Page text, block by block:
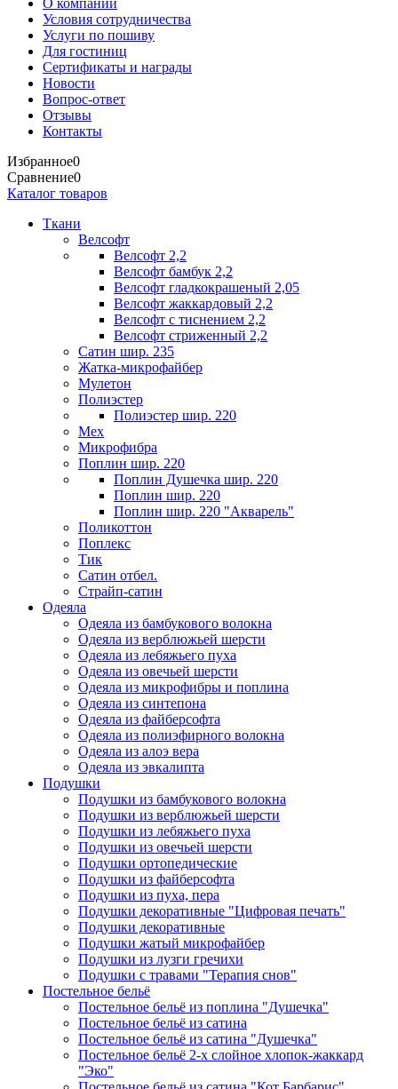
О компании
Условия сотрудничества
Услуги по пошиву
Для гостиниц
Сертификаты и награды
Новости
Вопрос-ответ
Отзывы
Контакты
Избранное0
Сравнение0
Каталог товаров
Ткани
Велсофт
Велсофт 2,2
Велсофт бамбук 2,2
Велсофт гладкокрашеный 2,05
Велсофт жаккардовый 2,2
Велсофт с тиснением 2,2
Велсофт стриженный 2,2
Сатин шир. 235
Жатка-микрофайбер
Мулетон
Полиэстер
Полиэстер шир. 220
Мех
Микрофибра
Поплин шир. 220
Поплин Душечка шир. 220
Поплин шир. 220
Поплин шир. 220 "Акварель"
Поликоттон
Поплекс
Тик
Сатин отбел.
Страйп-сатин
Одеяла
Одеяла из бамбукового волокна
Одеяла из верблюжьей шерсти
Одеяла из лебяжьего пуха
Одеяла из овечьей шерсти
Одеяла из микрофибры и поплина
Одеяла из синтепона
Одеяла из файберсофта
Одеяла из полиэфирного волокна
Одеяла из алоэ вера
Одеяла из эвкалипта
Подушки
Подушки из бамбукового волокна
Подушки из верблюжьей шерсти
Подушки из лебяжьего пуха
Подушки из овечьей шерсти
Подушки ортопедические
Подушки из файберсофта
Подушки из пуха, пера
Подушки декоративные "Цифровая печать"
Подушки декоративные
Подушки жатый микрофайбер
Подушки из лузги гречихи
Подушки с травами "Терапия снов"
Постельное бельё
Постельное бельё из поплина "Душечка"
Постельное бельё из сатина
Постельное бельё из сатина "Душечка"
Постельное бельё 2-х слойное хлопок-жаккард
"Эко"